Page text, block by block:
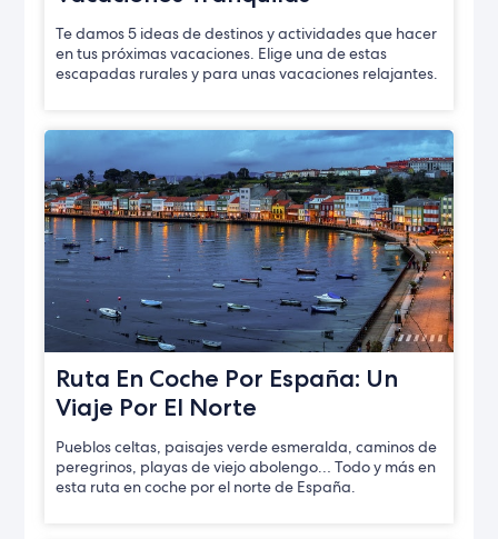
Te damos 5 ideas de destinos y actividades que hacer
en tus próximas vacaciones. Elige una de estas
escapadas rurales y para unas vacaciones relajantes.
Ruta En Coche Por España: Un
Viaje Por El Norte
Pueblos celtas, paisajes verde esmeralda, caminos de
peregrinos, playas de viejo abolengo… Todo y más en
esta ruta en coche por el norte de España.